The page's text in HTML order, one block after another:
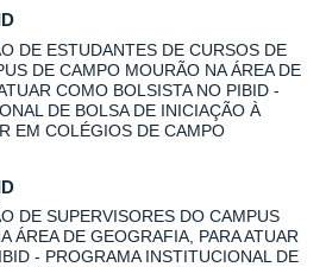
DE ESTUDANTES DE CURSOS DE
DE CAMPO MOURÃO NA ÁREA DE
COMO BOLSISTA NO PIBID -
DE BOLSA DE INICIAÇÃO À
EM COLÉGIOS DE CAMPO
DE SUPERVISORES DO CAMPUS
ÁREA DE GEOGRAFIA, PARA ATUAR
- PROGRAMA INSTITUCIONAL DE